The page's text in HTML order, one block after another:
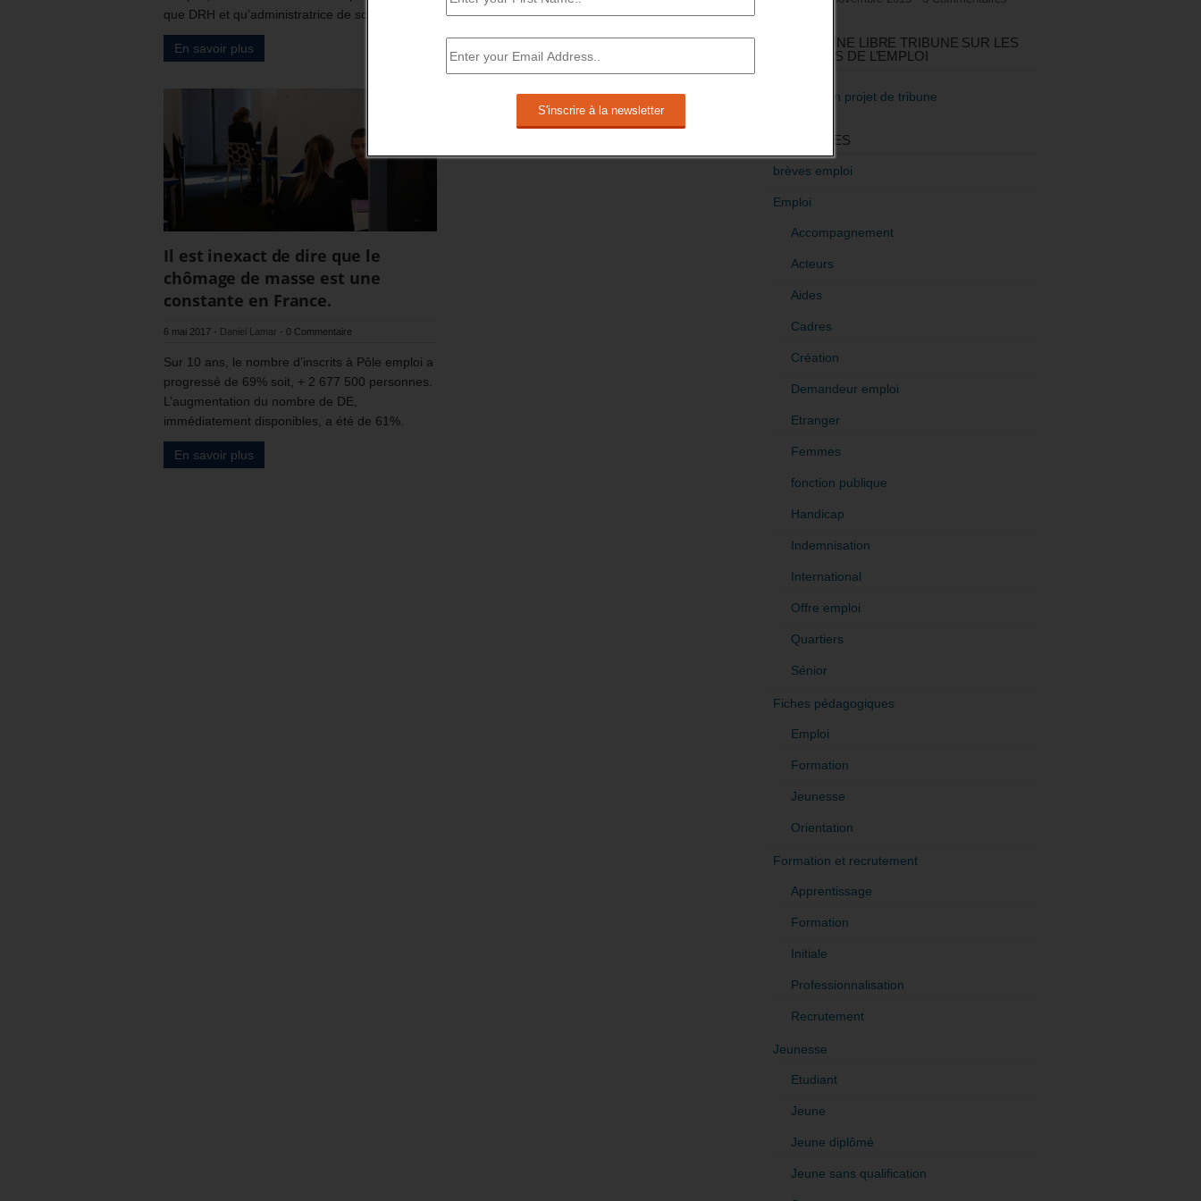
que DRH et qu’administratrice de société.
En savoir plus
Il est inexact de dire que le
chômage de masse est une
constante en France.
6 mai 2017 - Daniel Lamar - 0 Commentaire
Sur 10 ans, le nombre d’inscrits à Pôle emploi a
progressé de 69% soit, + 2 677 500 personnes.
L’augmentation du nombre de DE,
immédiatement disponibles, a été de 61%.
En savoir plus
RÉDIGEZ UNE LIBRE TRIBUNE SUR LES
POLITIQUES DE L’EMPLOI
>Décrire mon projet de tribune
CATÉGORIES
brèves emploi
Emploi
Accompagnement
Acteurs
Aides
Cadres
Création
Demandeur emploi
Etranger
Femmes
fonction publique
Handicap
Indemnisation
International
Offre emploi
Quartiers
Sénior
Fiches pédagogiques
Emploi
Formation
Jeunesse
Orientation
Formation et recrutement
Apprentissage
Formation
Initiale
Professionnalisation
Recrutement
Jeunesse
Etudiant
Jeune
Jeune diplômé
Jeune sans qualification